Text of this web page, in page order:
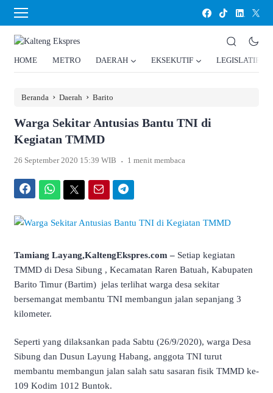
HOME METRO DAERAH EKSEKUTIF LEGISLATIF
Beranda › Daerah › Barito
Warga Sekitar Antusias Bantu TNI di
Kegiatan TMMD
26 September 2020 15:39 WIB . 1 menit membaca
Tamiang Layang,KaltengEkspres.com – Setiap kegiatan
TMMD di Desa Sibung , Kecamatan Raren Batuah, Kabupaten
Barito Timur (Bartim) jelas terlihat warga desa sekitar
bersemangat membantu TNI membangun jalan sepanjang 3
kilometer.
Seperti yang dilaksankan pada Sabtu (26/9/2020), warga Desa
Sibung dan Dusun Layung Habang, anggota TNI turut
membantu membangun jalan salah satu sasaran fisik TMMD ke-
109 Kodim 1012 Buntok.